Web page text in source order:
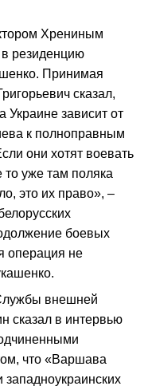
Хрениным
в резиденцию
Принимая
сказал,
Украине зависит от
к полноправным
они хотят воевать
то уже там поляка
это их право», –
боевых
операция не
внешней
сказал в интервью
что «Варшава
западноукраинских